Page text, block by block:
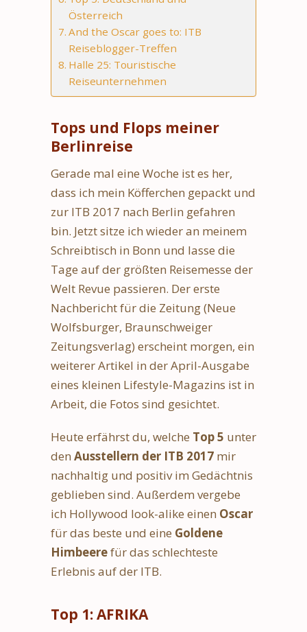
Österreich
And the Oscar goes to: ITB
Reiseblogger-Treffen
Halle 25: Touristische
Reiseunternehmen
Tops und Flops meiner
Berlinreise
Gerade mal eine Woche ist es her,
dass ich mein Köfferchen gepackt und
zur ITB 2017 nach Berlin gefahren
bin. Jetzt sitze ich wieder an meinem
Schreibtisch in Bonn und lasse die
Tage auf der größten Reisemesse der
Welt Revue passieren. Der erste
Nachbericht für die Zeitung (Neue
Wolfsburger, Braunschweiger
Zeitungsverlag) erscheint morgen, ein
weiterer Artikel in der April-Ausgabe
eines kleinen Lifestyle-Magazins ist in
Arbeit, die Fotos sind gesichtet.
Heute erfährst du, welche Top 5 unter
den Ausstellern der ITB 2017 mir
nachhaltig und positiv im Gedächtnis
geblieben sind. Außerdem vergebe
ich Hollywood look-alike einen Oscar
für das beste und eine Goldene
Himbeerefür das schlechteste
Erlebnis auf der ITB.
Top 1: AFRIKA